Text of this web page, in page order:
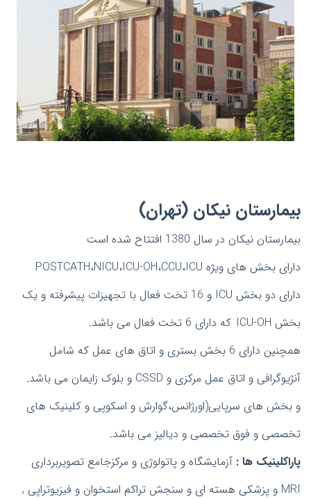
بیمارستان نیکان (تهران)
بیمارستان نیکان در سال 1380 افتتاح شده است
دارای بخش های ویژه POSTCATH،NICU،ICU-OH،CCU،ICU
دارای دو بخش ICU و 16 تخت فعال با تجهیزات پیشرفته و یک
بخش ICU-OH
که دارای 6 تخت فعال می باشد.
همچنین دارای 6 بخش بستری و اتاق های عمل که شامل
آنژیوگرافی و اتاق عمل مرکزی و CSSD و بلوک زایمان می باشد.
و بخش های سرپایی(اورژانس،گوارش و اسکوپی و کلینیک های
تخصصی و فوق تخصصی و دیالیز می باشد.
پاراکلینیک ها : آزمایشگاه و پاتولوژی و مرکزجامع تصویربرداری
MRI و پزشکی هسته ای و سنجش تراکم استخوان و فیزیوتراپی ,